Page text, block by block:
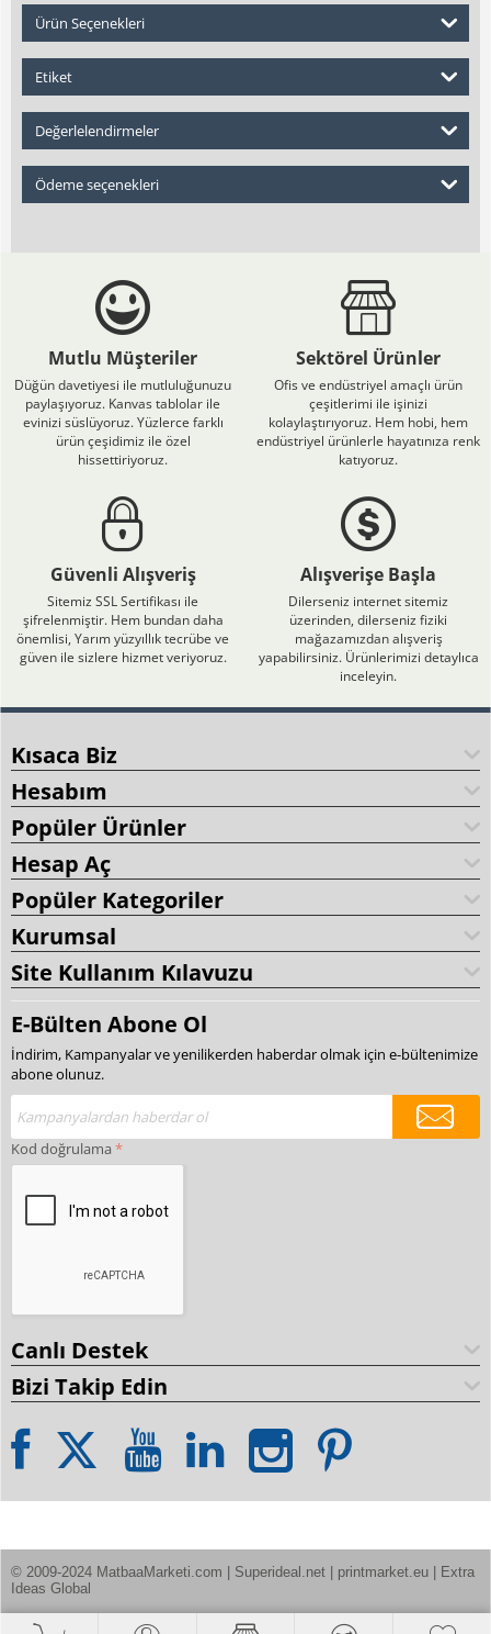
Ürün Seçenekleri
Etiket
Değerlelendirmeler
Ödeme seçenekleri
Mutlu Müşteriler
Düğün davetiyesi ile mutluluğunuzu
paylaşıyoruz. Kanvas tablolar ile
evinizi süslüyoruz. Yüzlerce farklı
ürün çeşidimiz ile özel
hissettiriyoruz.
Sektörel Ürünler
Ofis ve endüstriyel amaçlı ürün
çeşitlerimi ile işinizi
kolaylaştırıyoruz. Hem hobi, hem
endüstriyel ürünlerle hayatınıza renk
katıyoruz.
Güvenli Alışveriş
Sitemiz SSL Sertifikası ile
şifrelenmiştir. Hem bundan daha
önemlisi, Yarım yüzyıllık tecrübe ve
güven ile sizlere hizmet veriyoruz.
Alışverişe Başla
Dilerseniz internet sitemiz
üzerinden, dilerseniz fiziki
mağazamızdan alışveriş
yapabilirsiniz. Ürünlerimizi detaylıca
inceleyin.
Kısaca Biz
Hesabım
Popüler Ürünler
Hesap Aç
Popüler Kategoriler
Kurumsal
Site Kullanım Kılavuzu
E-Bülten Abone Ol
İndirim, Kampanyalar ve yenilikerden haberdar olmak için e-bültenimize
abone olunuz.
Kod doğrulama
Canlı Destek
Bizi Takip Edin
© 2009-2024 MatbaaMarketi.com | Superideal.net | printmarket.eu | Extra
Ideas Global